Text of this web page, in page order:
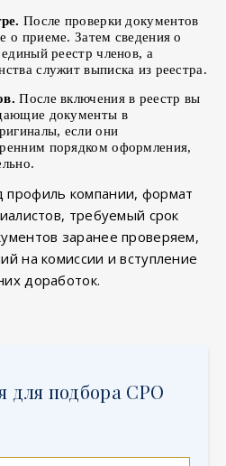
После проверки документов
о приеме. Затем сведения о
реестр членов, а
служит выписка из реестра.
После включения в реестр вы
документы в
если они
порядком оформления,
компании, формат
требуемый срок
заранее проверяем,
на комиссии и вступление
доработок.
для подбора СРО